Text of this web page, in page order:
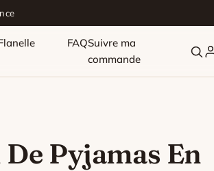
FAQSuivre ma
commande
Pyjamas En